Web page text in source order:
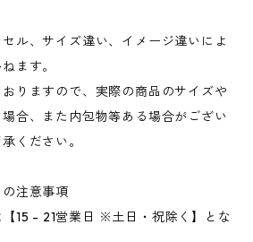
ル、サイズ違い、イメージ違いによ
ます。
りますので、実際の商品のサイズや
合、また内包物等ある場合がござい
ください。
注意事項
15 - 21営業日 ※土日・祝除く】とな